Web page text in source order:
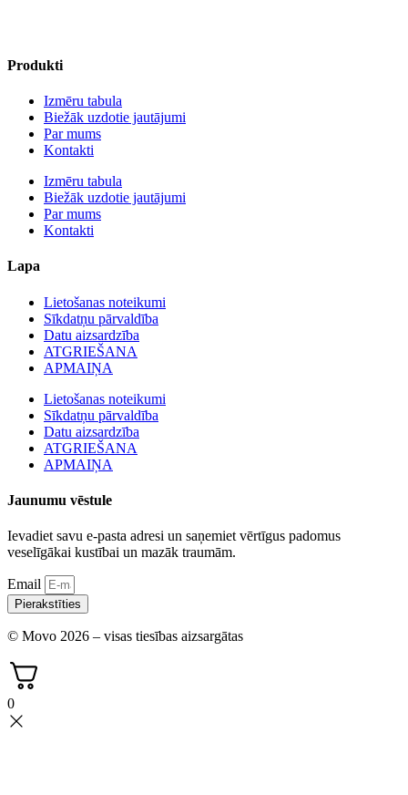
Produkti
Izmēru tabula
Biežāk uzdotie jautājumi
Par mums
Kontakti
Izmēru tabula
Biežāk uzdotie jautājumi
Par mums
Kontakti
Lapa
Lietošanas noteikumi
Sīkdatņu pārvaldība
Datu aizsardzība
ATGRIEŠANA
APMAIŅA
Lietošanas noteikumi
Sīkdatņu pārvaldība
Datu aizsardzība
ATGRIEŠANA
APMAIŅA
Jaunumu vēstule
Ievadiet savu e-pasta adresi un saņemiet vērtīgus padomus
veselīgākai kustībai un mazāk traumām.
Email
Pierakstīties
© Movo 2026 – visas tiesības aizsargātas
0